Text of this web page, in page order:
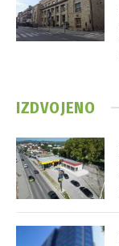
IZDVOJENO